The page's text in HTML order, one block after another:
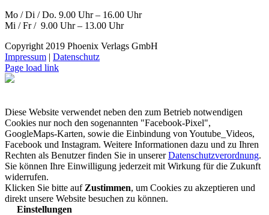
Mo / Di / Do. 9.00 Uhr – 16.00 Uhr
Mi / Fr / 9.00 Uhr – 13.00 Uhr
Copyright 2019 Phoenix Verlags GmbH
Impressum | Datenschutz
Page load link
Diese Website verwendet neben den zum Betrieb notwendigen
Cookies nur noch den sogenannten "Facebook-Pixel",
GoogleMaps-Karten, sowie die Einbindung von Youtube_Videos,
Facebook und Instagram. Weitere Informationen dazu und zu Ihren
Rechten als Benutzer finden Sie in unsererDatenschutzverordnung.
Sie können Ihre Einwilligung jederzeit mit Wirkung für die Zukunft
widerrufen.
Klicken Sie bitte auf Zustimmen, um Cookies zu akzeptieren und
direkt unsere Website besuchen zu können.
Einstellungen